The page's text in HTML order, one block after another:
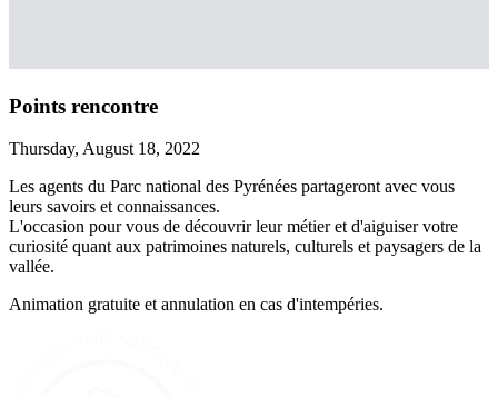
Points rencontre
Thursday, August 18, 2022
Les agents du Parc national des Pyrénées partageront avec vous
leurs savoirs et connaissances.
L'occasion pour vous de découvrir leur métier et d'aiguiser votre
curiosité quant aux patrimoines naturels, culturels et paysagers de la
vallée.
Animation gratuite et annulation en cas d'intempéries.